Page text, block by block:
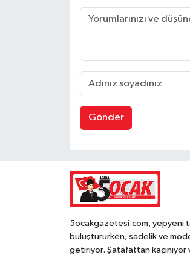
Gönder
5ocakgazetesi.com, yepyeni
buluştururken, sadelik ve
getiriyor. Şatafattan kaçınıyor